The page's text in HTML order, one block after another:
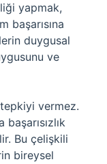
yapmak,
başarısına
duygusal
ve
vermez.
Bu çelişkili
bireysel